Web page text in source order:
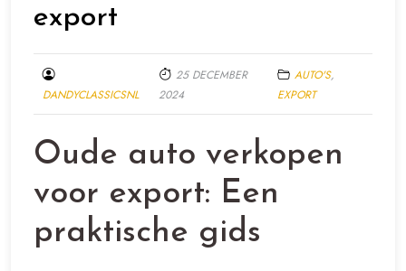
export
DANDYCLASSICSNL
25 DECEMBER
2024
AUTO'S,
EXPORT
Oude auto verkopen
voor export: Een
praktische gids